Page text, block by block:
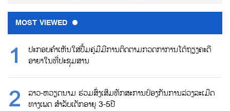
MOST VIEWED
ປະກອບຄຳເຫັນໃສ່ປື້ມຄູ່ມືມີການຕິດຕາມກວດກາການໂຕ້ຖຽງຄະດີ
ອາຍາໃນທີ່ປະຊຸມສານ
ລາວ-ຫວຽດນາມ ຮ່ວມສົ່ງເສີມທັກສະການປ້ອງກັນການລ່ວງລະເມີດ
ທາງເພດ ສຳລັບເດັກອາຍຸ 3-5ປີ